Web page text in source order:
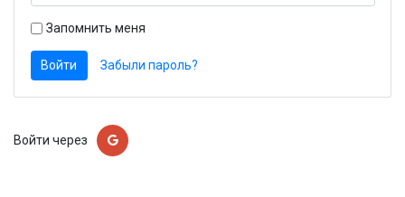
Запомнить меня
Войти Забыли пароль?
Войти через